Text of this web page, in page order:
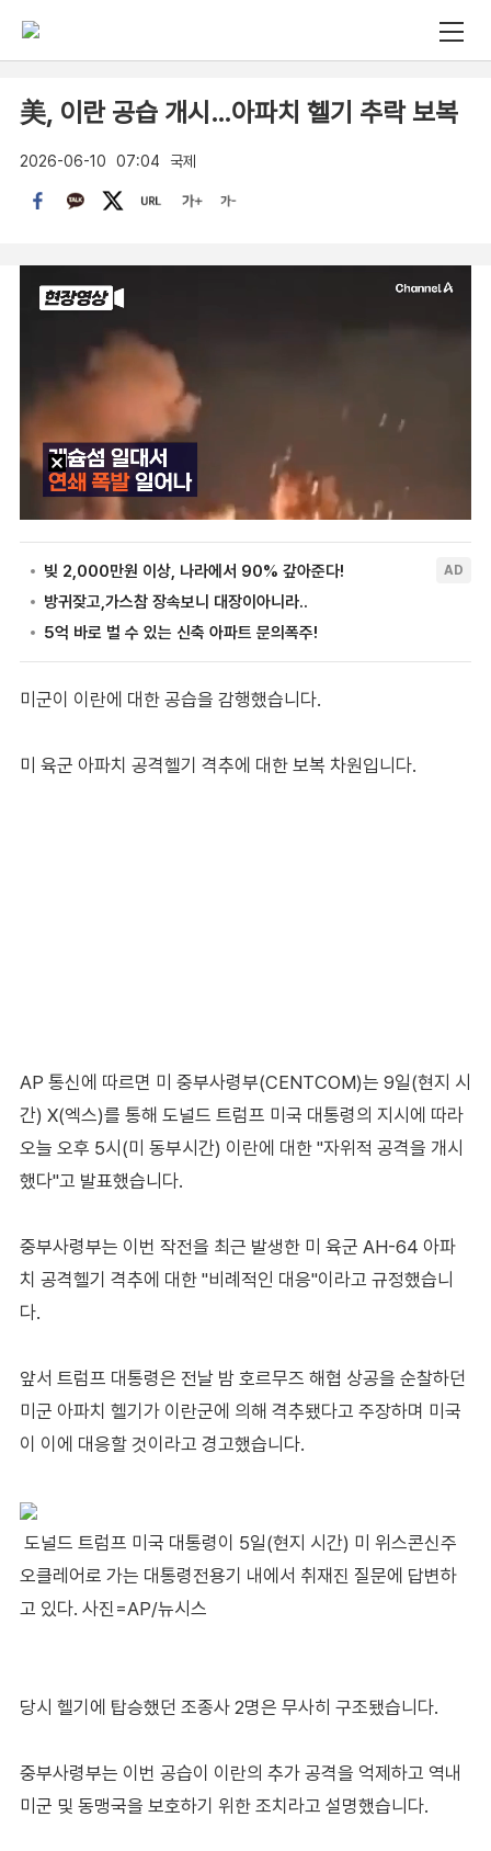
美, 이란 공습 개시…아파치 헬기 추락 보복
2026-06-10 07:04 국제
미군이 이란에 대한 공습을 감행했습니다.
미 육군 아파치 공격헬기 격추에 대한 보복 차원입니다.
AP 통신에 따르면 미 중부사령부(CENTCOM)는 9일(현지 시
간) X(엑스)를 통해 도널드 트럼프 미국 대통령의 지시에 따라
오늘 오후 5시(미 동부시간) 이란에 대한 "자위적 공격을 개시
했다"고 발표했습니다.
중부사령부는 이번 작전을 최근 발생한 미 육군 AH-64 아파
치 공격헬기 격추에 대한 "비례적인 대응"이라고 규정했습니
다.
앞서 트럼프 대통령은 전날 밤 호르무즈 해협 상공을 순찰하던
미군 아파치 헬기가 이란군에 의해 격추됐다고 주장하며 미국
이 이에 대응할 것이라고 경고했습니다.
도널드 트럼프 미국 대통령이 5일(현지 시간) 미 위스콘신주
오클레어로 가는 대통령전용기 내에서 취재진 질문에 답변하
고 있다. 사진=AP/뉴시스
당시 헬기에 탑승했던 조종사 2명은 무사히 구조됐습니다.
중부사령부는 이번 공습이 이란의 추가 공격을 억제하고 역내
미군 및 동맹국을 보호하기 위한 조치라고 설명했습니다.